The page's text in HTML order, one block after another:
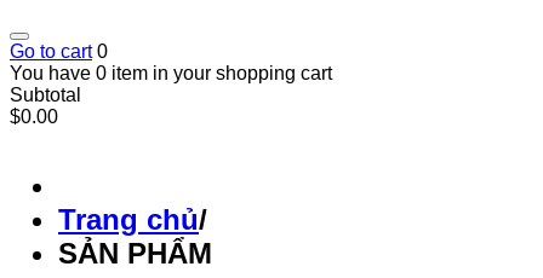
Go to cart 0
You have 0 item in your shopping cart
Subtotal
$0.00
Trang chủ/
SẢN PHẨM